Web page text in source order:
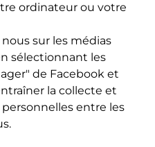
ordinateur ou votre
sur les médias
sélectionnant les
de Facebook et
la collecte et
entre les